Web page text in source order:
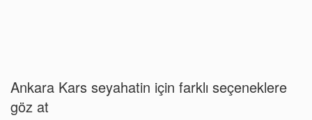
Ankara Kars seyahatin için farklı seçeneklere
göz at